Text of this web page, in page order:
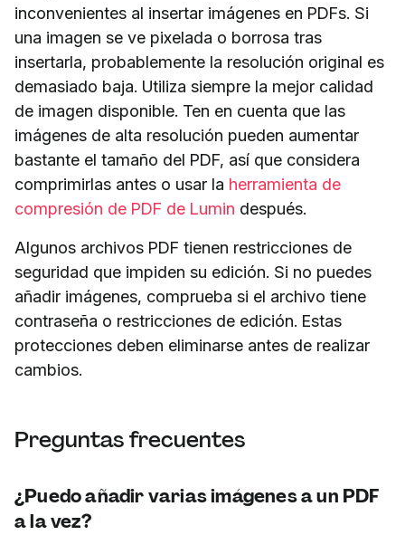
inconvenientes al insertar imágenes en PDFs. Si
una imagen se ve pixelada o borrosa tras
insertarla, probablemente la resolución original es
demasiado baja. Utiliza siempre la mejor calidad
de imagen disponible. Ten en cuenta que las
imágenes de alta resolución pueden aumentar
bastante el tamaño del PDF, así que considera
comprimirlas antes o usar la herramienta de
compresión de PDF de Lumin después.
Algunos archivos PDF tienen restricciones de
seguridad que impiden su edición. Si no puedes
añadir imágenes, comprueba si el archivo tiene
contraseña o restricciones de edición. Estas
protecciones deben eliminarse antes de realizar
cambios.
Preguntas frecuentes
¿Puedo añadir varias imágenes a un PDF
a la vez?